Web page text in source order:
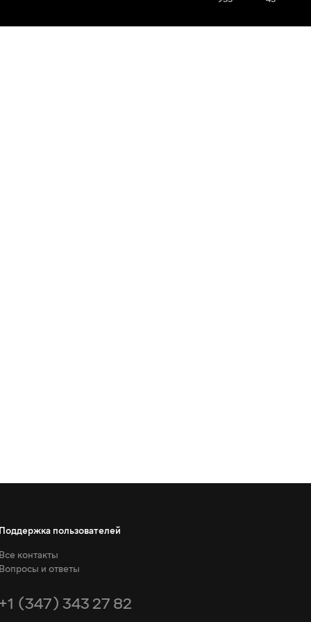
Поддержка пользователей
Все контакты
Вопросы и ответы
+1 (347) 343 27 82